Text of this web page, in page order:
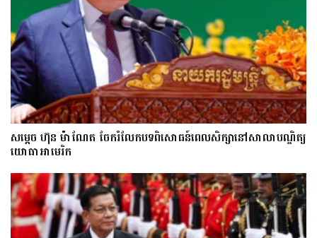
សម្តេច ហ៊ុន ម៉ាណែត ចែករំលែកបទពិសោធន៍ពេលសិក្សានៅសាលាបណ្ឌិត្យ​
យោ​ធា​អាមេរិក